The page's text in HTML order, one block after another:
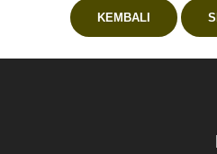
KEMBALI